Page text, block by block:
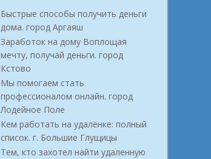
Быстрые способы получить деньги
дома. город Аргаяш
Заработок на дому Воплощая
мечту, получай деньги. город
Кстово
Мы помогаем стать
профессионалом онлайн. город
Лодейное Поле
Кем работать на удалёнке: полный
список. г. Большие Глущицы
Тем, кто захотел найти удаленную